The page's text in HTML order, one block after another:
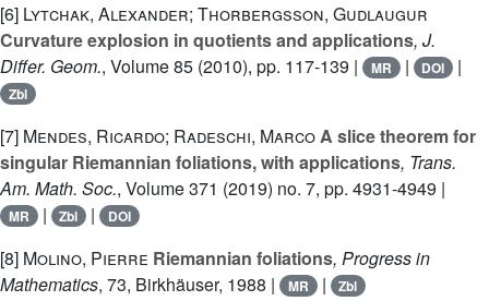
[6] Lytchak, Alexander; Thorbergsson, Gudlaugur
Curvature explosion in quotients and applications, J.
Differ. Geom., Volume 85 (2010), pp. 117-139 | MR | DOI |
Zbl
[7] Mendes, Ricardo; Radeschi, MarcoA slice theorem for
singular Riemannian foliations, with applications, Trans.
Am. Math. Soc., Volume 371 (2019) no. 7, pp. 4931-4949 |
MR | Zbl | DOI
[8] Molino, Pierre Riemannian foliations, Progress in
Mathematics, 73, Birkhäuser, 1988 | MR | Zbl